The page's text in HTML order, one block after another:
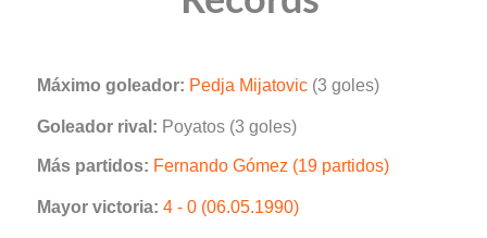
Máximo goleador: Pedja Mijatovic (3 goles)
Goleador rival: Poyatos (3 goles)
Más partidos: Fernando Gómez (19 partidos)
Mayor victoria: 4 - 0 (06.05.1990)